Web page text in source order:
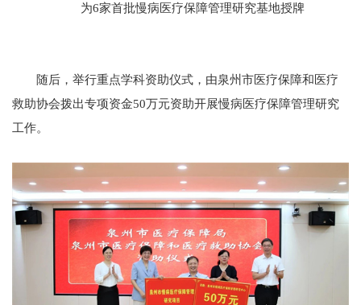
为6家首批慢病医疗保障管理研究基地授牌
随后，举行重点学科资助仪式，由泉州市医疗保障和医疗
救助协会拨出专项资金50万元资助开展慢病医疗保障管理研究
工作。